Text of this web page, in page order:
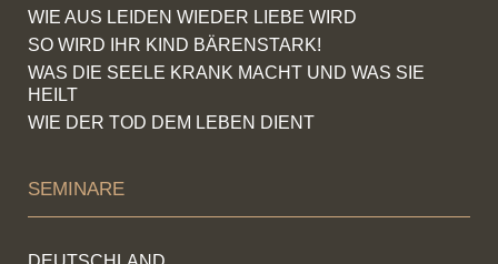
WIE AUS LEIDEN WIEDER LIEBE WIRD
SO WIRD IHR KIND BÄRENSTARK!
WAS DIE SEELE KRANK MACHT UND WAS SIE
HEILT
WIE DER TOD DEM LEBEN DIENT
SEMINARE